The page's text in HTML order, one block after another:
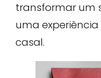
transformar um
uma
casal.